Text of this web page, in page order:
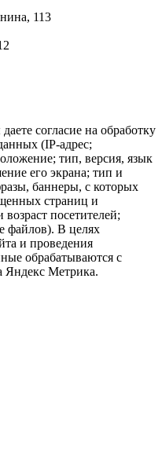
113
согласие на обработку
(IP-адрес;
тип, версия, язык
его экрана; тип и
баннеры, с которых
страниц и
посетителей;
файлов). В целях
и проведения
обрабатываются с
Яндекс Метрика.